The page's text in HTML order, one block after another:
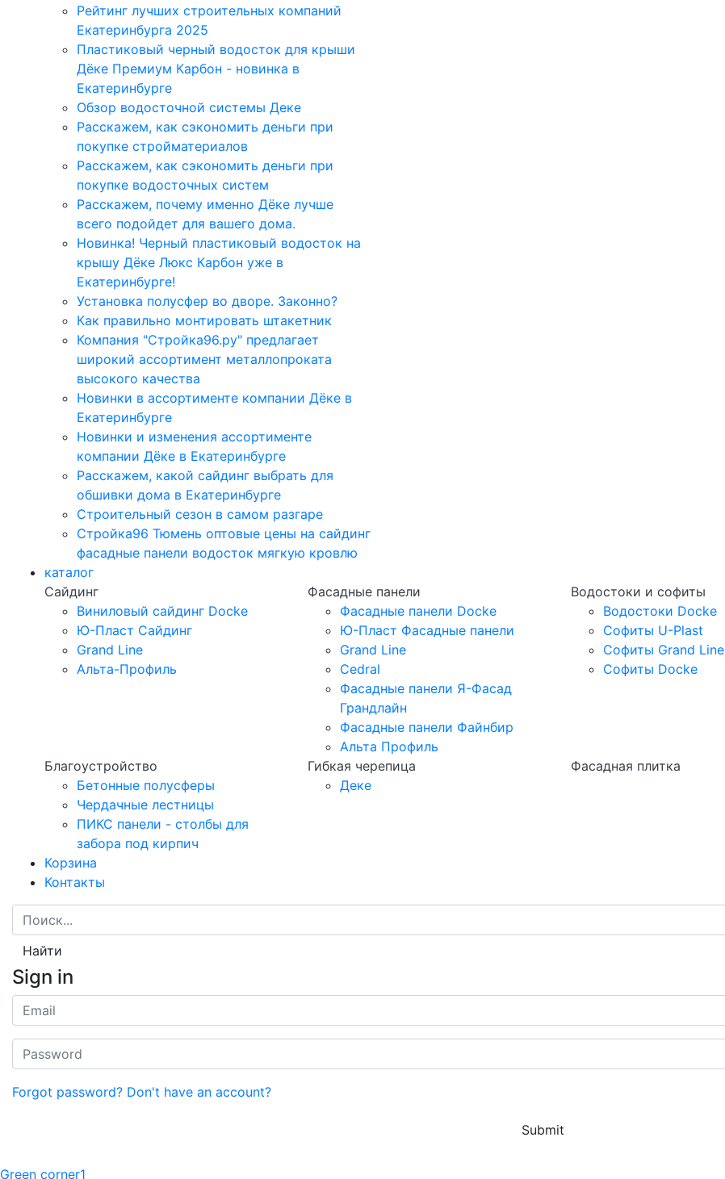
Рейтинг лучших строительных компаний
Екатеринбурга 2025
Пластиковый черный водосток для крыши
Дёке Премиум Карбон - новинка в
Екатеринбурге
Обзор водосточной системы Деке
Расскажем, как сэкономить деньги при
покупке стройматериалов
Расскажем, как сэкономить деньги при
покупке водосточных систем
Расскажем, почему именно Дёке лучше
всего подойдет для вашего дома.
Новинка! Черный пластиковый водосток на
крышу Дёке Люкс Карбон уже в
Екатеринбурге!
Установка полусфер во дворе. Законно?
Как правильно монтировать штакетник
Компания "Стройка96.ру" предлагает
широкий ассортимент металлопроката
высокого качества
Новинки в ассортименте компании Дёке в
Екатеринбурге
Новинки и изменения ассортименте
компании Дёке в Екатеринбурге
Расскажем, какой сайдинг выбрать для
обшивки дома в Екатеринбурге
Строительный сезон в самом разгаре
Стройка96 Тюмень оптовые цены на сайдинг
фасадные панели водосток мягкую кровлю
каталог
Сайдинг
Виниловый сайдинг Docke
Ю-Пласт Сайдинг
Grand Line
Альта-Профиль
Фасадные панели
Фасадные панели Docke
Ю-Пласт Фасадные панели
Grand Line
Cedral
Фасадные панели Я-Фасад
Грандлайн
Фасадные панели Файнбир
Альта Профиль
Водостоки и софиты
Водостоки Docke
Софиты U-Plast
Софиты Grand Line
Софиты Docke
Благоустройство
Бетонные полусферы
Чердачные лестницы
ПИКС панели - столбы для
забора под кирпич
Гибкая черепица
Деке
Фасадная плитка
Корзина
Контакты
Найти
Sign in
Forgot password? Don't have an account?
Submit
Green corner1